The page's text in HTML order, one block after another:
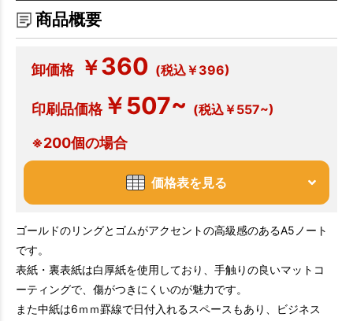
商品概要
卸価格 ￥360 (税込￥396)
印刷品価格￥507~ (税込￥557~)
※200個の場合
価格表を見る
ゴールドのリングとゴムがアクセントの高級感のあるA5ノート
です。
表紙・裏表紙は白厚紙を使用しており、手触りの良いマットコ
ーティングで、傷がつきにくいのが魅力です。
また中紙は6ｍｍ罫線で日付入れるスペースもあり、ビジネス